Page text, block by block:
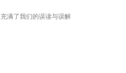
满了我们的误读与误解